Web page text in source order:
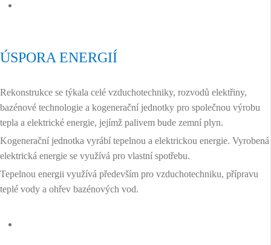
ÚSPORA ENERGIÍ
Rekonstrukce se týkala celé vzduchotechniky, rozvodů elektřiny,
bazénové technologie a kogenerační jednotky pro společnou výrobu
tepla a elektrické energie, jejímž palivem bude zemní plyn.
Kogenerační jednotka vyrábí tepelnou a elektrickou energie. Vyrobená
elektrická energie se využívá pro vlastní spotřebu.
Tepelnou energii využívá především pro vzduchotechniku, přípravu
teplé vody a ohřev bazénových vod.